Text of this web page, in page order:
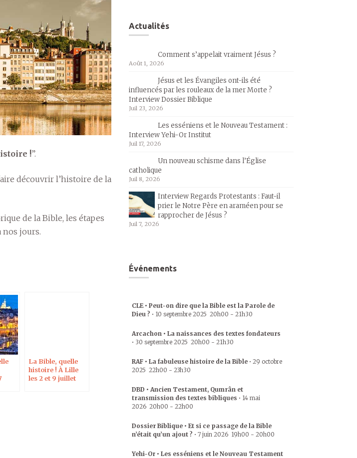
!”.
découvrir l’histoire de la
de la Bible, les étapes
nos jours.
La Bible, quelle
histoire ! À Lille
les 2 et 9 juillet
Actualités
Comment s’appelait vraiment Jésus ?
Août 1, 2026
Jésus et les Évangiles ont-ils été
influencés par les rouleaux de la mer Morte ?
Interview Dossier Biblique
Juil 23, 2026
Les esséniens et le Nouveau Testament :
Interview Yehi-Or Institut
Juil 17, 2026
Un nouveau schisme dans l’Église
catholique
Juil 8, 2026
Interview Regards Protestants : Faut-il
prier le Notre Père en araméen pour se
rapprocher de Jésus ?
Juil 7, 2026
Événements
CLE • Peut-on dire que la Bible est la Parole de
Dieu ? • 10 septembre 2025 20h00 - 21h30
Arcachon • La naissances des textes fondateurs
• 30 septembre 2025 20h00 - 21h30
RAF • La fabuleuse histoire de la Bible • 29 octobre
2025 22h00 - 23h30
DBD • Ancien Testament, Qumrân et
transmission des textes bibliques • 14 mai
2026 20h00 - 22h00
Dossier Biblique • Et si ce passage de la Bible
n’était qu’un ajout ? • 7 juin 2026 19h00 - 20h00
Yehi-Or • Les esséniens et le Nouveau Testament